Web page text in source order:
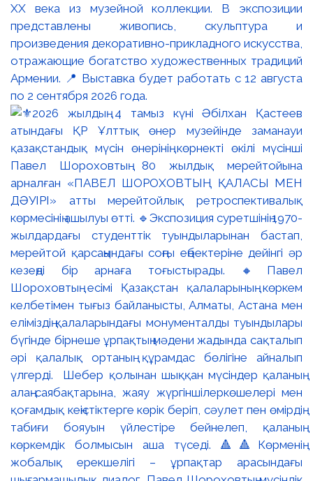
XX века из музейной коллекции. В экспозиции
представлены живопись, скульптура и
произведения декоративно-прикладного искусства,
отражающие богатство художественных традиций
Армении. 📍 Выставка будет работать с 12 августа
по 2 сентября 2026 года.